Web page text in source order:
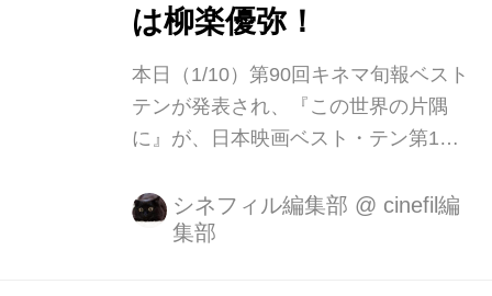
は柳楽優弥！
本日（1/10）第90回キネマ旬報ベスト
テンが発表され、『この世界の片隅
に』が、日本映画ベスト・テン第1位
ン作品が日本映画ベスト・テンで第1
位に選ばれるのは、1988年度の『とな
シネフィル編集部 @ cinefil編
集部